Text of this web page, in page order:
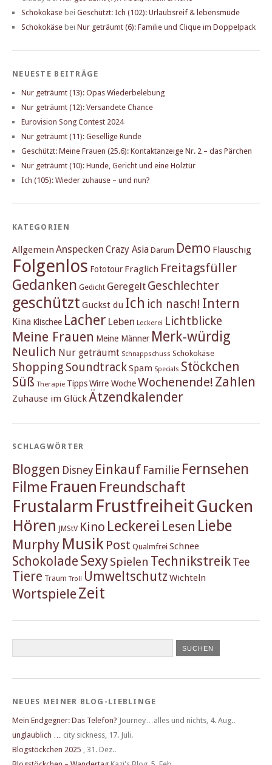
Schokokäse bei Geschützt: Ich (102): Urlaubsreif & lebensmüde
Schokokäse bei Nur geträumt (6): Familie und Clique im Doppelpack
NEUESTE BEITRÄGE
Nur geträumt (13): Opas Wiederbelebung
Nur geträumt (12): Versandete Chance
Eurovision Song Contest 2024
Nur geträumt (11): Gesellige Runde
Geschützt: Meine Frauen (25.6): Kontaktanzeige Nr. 2 – das Pärchen
Nur geträumt (10): Hunde, Gericht und eine Holztür
Ich (105): Wieder zuhause – und nun?
KATEGORIEN
Allgemein Anspecken Crazy Asia Darum Demo Flauschig
Folgenlos Fototour Fraglich Freitagsfüller
Gedanken Gedicht Geregelt Geschlechter
geschützt Guckst du Ich ich nasch! Intern
Kina Klischee Lacher Leben Leckerei Lichtblicke
Meine Frauen Meine Männer Merk-würdig
Neulich Nur geträumt Schnappschuss Schokokäse
Shopping SoundtrackSpam Specials Stöckchen
Süß Therapie TippsWirre WocheWochenende! Zahlen
Zuhause im Glück Ätzendkalender
SCHLAGWÖRTER
Bloggen Disney Einkauf Familie Fernsehen
Filme Frauen Freundschaft
Frustalarm FrustfreiheitGucken
Hören JMStV Kino Leckerei Lesen Liebe
Murphy Musik Post Qualmfrei Schnee
Schokolade SexySpielen Technikstreik Tee
Tiere Traum Troll Umweltschutz Wichteln
Wortspiele Zeit
NEUES MEINER BLOG-LIEBLINGE
Mein Endgegner: Das Telefon? Journey…alles und nichts 4. Aug..
unglaublich …
city sickness 17. Juli.
Blogstöckchen 2025
31. Dez..